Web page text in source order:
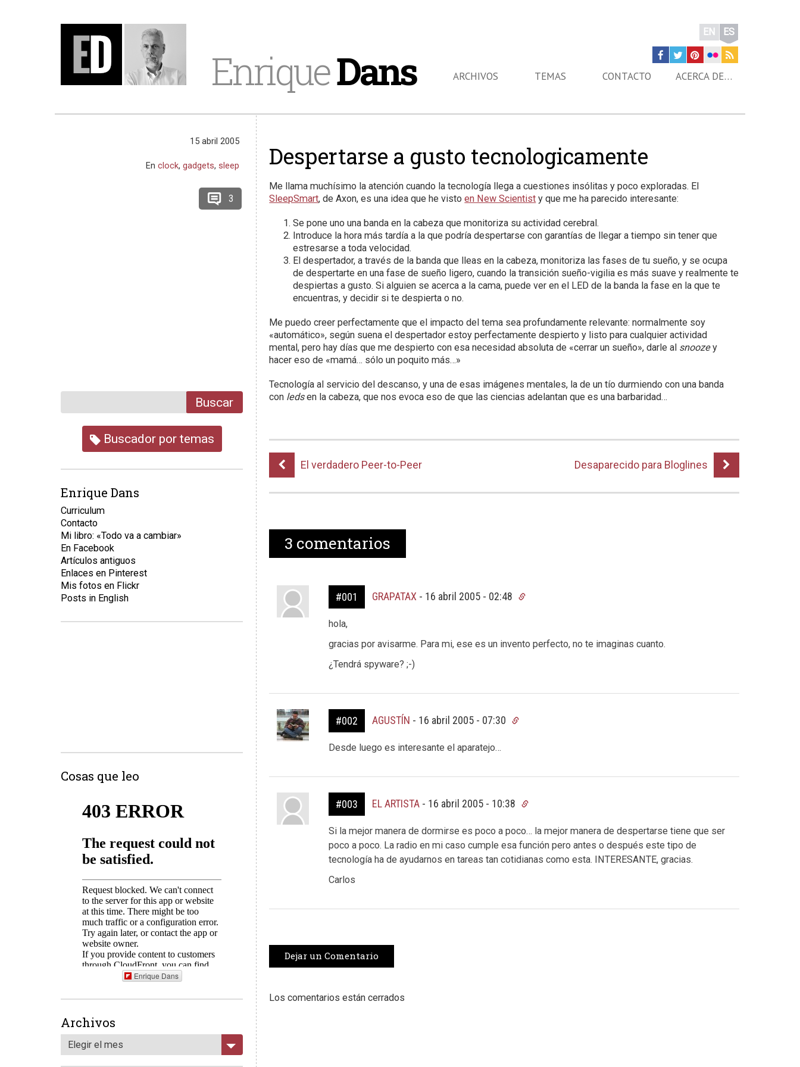
EnriqueDans
EN ES
ARCHIVOS TEMAS CONTACTO ACERCA DE…
Despertarse a gusto tecnologicamente
Me llama muchísimo la atención cuando la tecnología llega a cuestiones insólitas y poco exploradas. El
SleepSmart, de Axon, es una idea que he vistoen New Scientist y que me ha parecido interesante:
Se pone uno una banda en la cabeza que monitoriza su actividad cerebral.
Introduce la hora más tardía a la que podría despertarse con garantías de llegar a tiempo sin tener que
estresarse a toda velocidad.
El despertador, a través de la banda que lleas en la cabeza, monitoriza las fases de tu sueño, y se ocupa
de despertarte en una fase de sueño ligero, cuando la transición sueño-vigilia es más suave y realmente te
despiertas a gusto. Si alguien se acerca a la cama, puede ver en el LED de la banda la fase en la que te
encuentras, y decidir si te despierta o no.
Me puedo creer perfectamente que el impacto del tema sea profundamente relevante: normalmente soy
«automático», según suena el despertador estoy perfectamente despierto y listo para cualquier actividad
mental, pero hay días que me despierto con esa necesidad absoluta de «cerrar un sueño», darle al snoozey
hacer eso de «mamá… sólo un poquito más…»
Tecnología al servicio del descanso, y una de esas imágenes mentales, la de un tío durmiendo con una banda
con ledsen la cabeza, que nos evoca eso de que las ciencias adelantan que es una barbaridad…
El verdadero Peer-to-Peer Desaparecido para Bloglines
3 comentarios
#001 GRAPATAX - 16 abril 2005 - 02:48
hola,
gracias por avisarme. Para mi, ese es un invento perfecto, no te imaginas cuanto.
¿Tendrá spyware? ;-)
#002 AGUSTÍN - 16 abril 2005 - 07:30
Desde luego es interesante el aparatejo…
#003 EL ARTISTA- 16 abril 2005 - 10:38
Si la mejor manera de dormirse es poco a poco… la mejor manera de despertarse tiene que ser
poco a poco. La radio en mi caso cumple esa función pero antes o después este tipo de
tecnología ha de ayudarnos en tareas tan cotidianas como esta. INTERESANTE, gracias.
Carlos
Dejar un Comentario
Los comentarios están cerrados
15 abril 2005
Enclock,gadgets, sleep
3
Buscar
Buscador por temas
Enrique Dans
Curriculum
Contacto
Mi libro: «Todo va a cambiar»
En Facebook
Artículos antiguos
Enlaces en Pinterest
Mis fotos en Flickr
Posts in English
Cosas que leo
Enrique Dans
Archivos
Elegir el mes